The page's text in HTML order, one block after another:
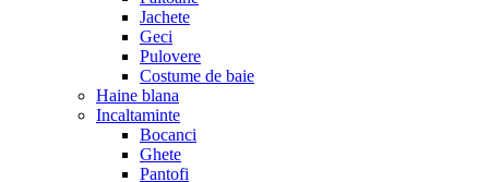
Jachete
Geci
Pulovere
Costume de baie
Haine blana
Incaltaminte
Bocanci
Ghete
Pantofi